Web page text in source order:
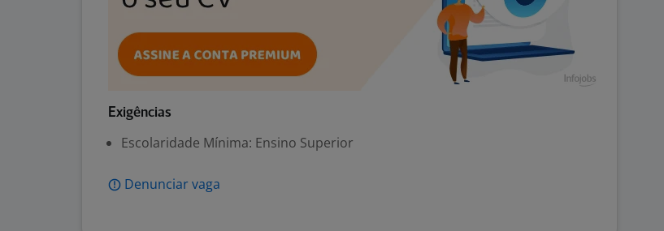
Exigências
Escolaridade Mínima: Ensino Superior
Denunciar vaga